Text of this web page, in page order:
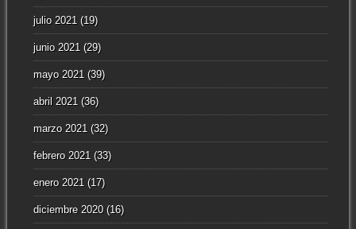
julio 2021 (19)
junio 2021 (29)
mayo 2021 (39)
abril 2021 (36)
marzo 2021 (32)
febrero 2021 (33)
enero 2021 (17)
diciembre 2020(16)